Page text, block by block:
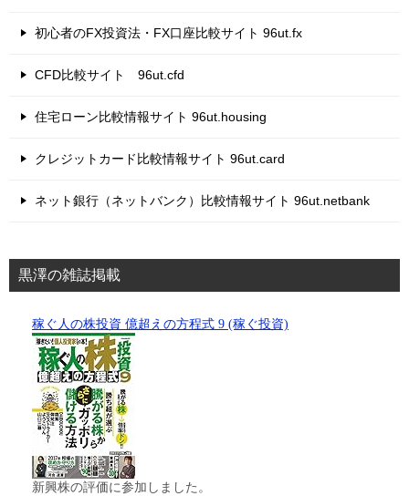
初心者のFX投資法・FX口座比較サイト 96ut.fx
CFD比較サイト 96ut.cfd
住宅ローン比較情報サイト 96ut.housing
クレジットカード比較情報サイト 96ut.card
ネット銀行（ネットバンク）比較情報サイト 96ut.netbank
黒澤の雑誌掲載
稼ぐ人の株投資 億超えの方程式 9 (稼ぐ投資)
新興株の評価に参加しました。